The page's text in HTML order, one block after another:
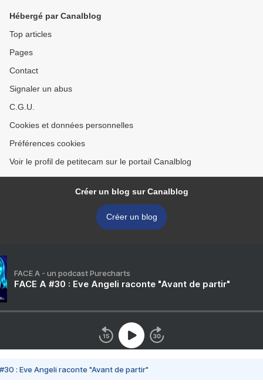
Hébergé par Canalblog
Top articles
Pages
Contact
Signaler un abus
C.G.U.
Cookies et données personnelles
Préférences cookies
Voir le profil de petitecam sur le portail Canalblog
Créer un blog sur Canalblog
Créer un blog
FACE A - un podcast Purecharts
FACE A #30 : Eve Angeli raconte "Avant de partir"
#30 : Eve Angeli raconte "Avant de partir"